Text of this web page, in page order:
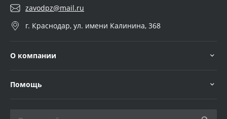
zavodpz@mail.ru
г. Краснодар, ул. имени Калинина, 368
О компании
Помощь